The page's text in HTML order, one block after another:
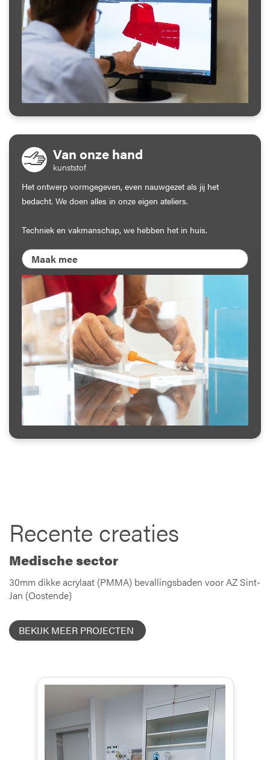
Van onze hand
kunststof
Het ontwerp vormgegeven, even nauwgezet als jij het
bedacht. We doen alles in onze eigen ateliers.
Techniek en vakmanschap, we hebben het in huis.
Maak mee
Recente creaties
Medische sector
30mm dikke acrylaat (PMMA) bevallingsbaden voor AZ Sint-
Jan (Oostende)
BEKIJK MEER PROJECTEN